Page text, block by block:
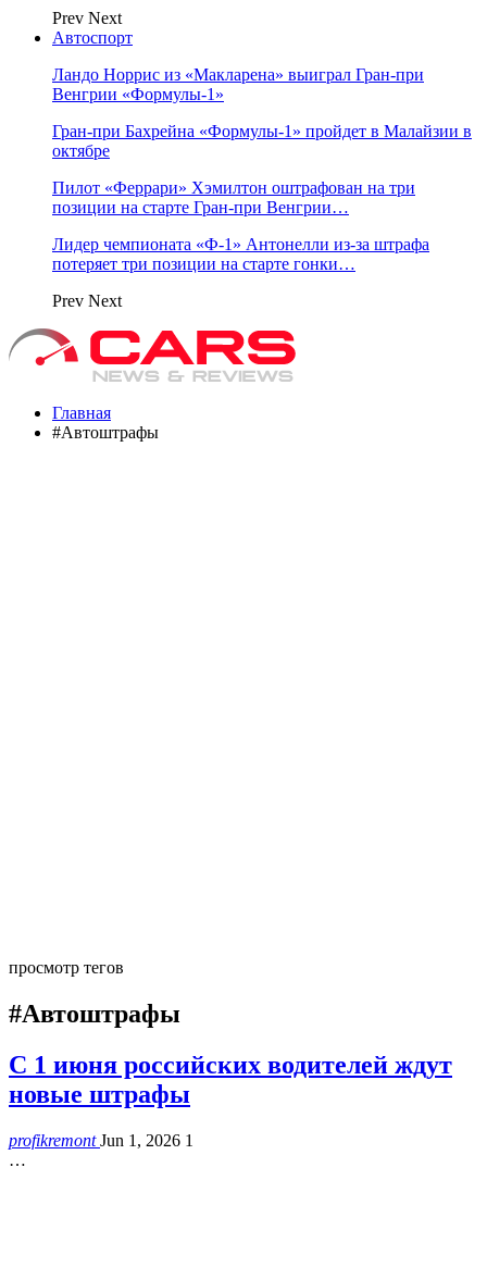
Prev Next
Автоспорт
Ландо Норрис из «Макларена» выиграл Гран‑при
Венгрии «Формулы‑1»
Гран‑при Бахрейна «Формулы‑1» пройдет в Малайзии в
октябре
Пилот «Феррари» Хэмилтон оштрафован на три
позиции на старте Гран‑при Венгрии…
Лидер чемпионата «Ф‑1» Антонелли из‑за штрафа
потеряет три позиции на старте гонки…
Prev Next
Главная
#Автоштрафы
просмотр тегов
#Автоштрафы
С 1 июня российских водителей ждут
новые штрафы
profikremontJun 1, 2026 1
…